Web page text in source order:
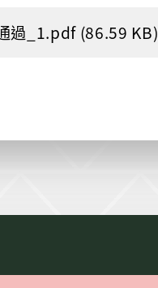
過_1.pdf (86.59 KB)